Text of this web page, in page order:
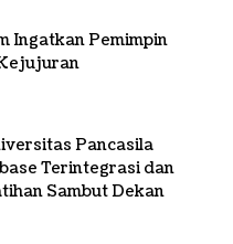
Ingatkan Pemimpin
Pancasila
Terintegrasi dan
Sambut Dekan